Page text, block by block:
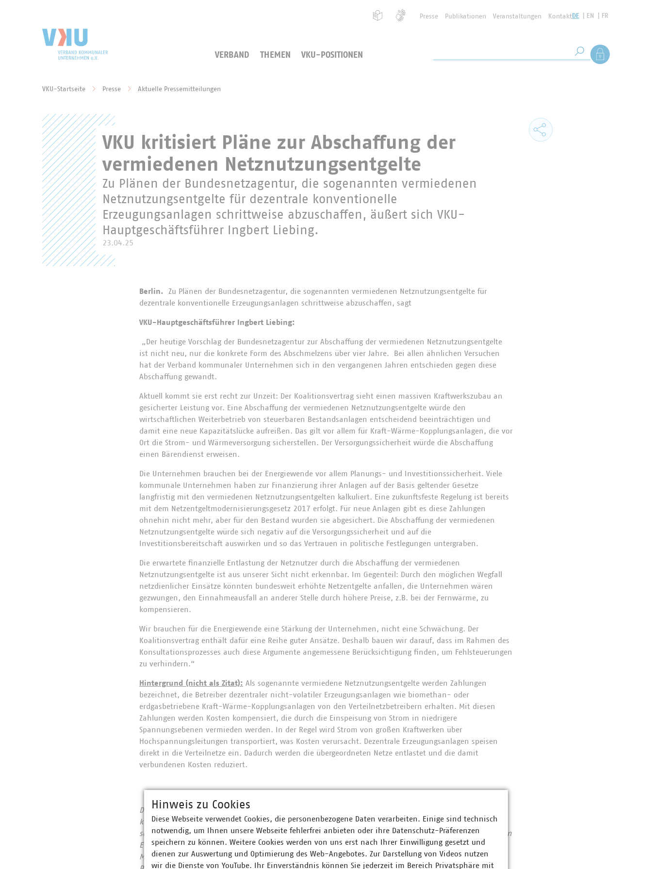
Presse Publikationen Veranstaltungen KontaktDE EN FR
VERBAND THEMEN VKU-POSITIONEN Suche starten
Als Mitglied
VKU-Startseite Presse Aktuelle Pressemitteilungen
VKU kritisiert Pläne zur Abschaffung der
vermiedenen Netznutzungsentgelte
Zu Plänen der Bundesnetzagentur, die sogenannten vermiedenen
Netznutzungsentgelte für dezentrale konventionelle
Erzeugungsanlagen schrittweise abzuschaffen, äußert sich VKU-
Hauptgeschäftsführer Ingbert Liebing.
23.04.25
Berlin.
Zu Plänen der Bundesnetzagentur, die sogenannten vermiedenen Netznutzungsentgelte für
dezentrale konventionelle Erzeugungsanlagen schrittweise abzuschaffen, sagt
VKU-Hauptgeschäftsführer Ingbert Liebing:
„Der heutige Vorschlag der Bundesnetzagentur zur Abschaffung der vermiedenen Netznutzungsentgelte
ist nicht neu, nur die konkrete Form des Abschmelzens über vier Jahre. Bei allen ähnlichen Versuchen
hat der Verband kommunaler Unternehmen sich in den vergangenen Jahren entschieden gegen diese
Abschaffung gewandt.
Aktuell kommt sie erst recht zur Unzeit: Der Koalitionsvertrag sieht einen massiven Kraftwerkszubau an
gesicherter Leistung vor. Eine Abschaffung der vermiedenen Netznutzungsentgelte würde den
wirtschaftlichen Weiterbetrieb von steuerbaren Bestandsanlagen entscheidend beeinträchtigen und
damit eine neue Kapazitätslücke aufreißen. Das gilt vor allem für Kraft-Wärme-Kopplungsanlagen, die vor
Ort die Strom- und Wärmeversorgung sicherstellen. Der Versorgungssicherheit würde die Abschaffung
einen Bärendienst erweisen.
Die Unternehmen brauchen bei der Energiewende vor allem Planungs- und Investitionssicherheit. Viele
kommunale Unternehmen haben zur Finanzierung ihrer Anlagen auf der Basis geltender Gesetze
langfristig mit den vermiedenen Netznutzungsentgelten kalkuliert. Eine zukunftsfeste Regelung ist bereits
mit dem Netzentgeltmodernisierungsgesetz 2017 erfolgt. Für neue Anlagen gibt es diese Zahlungen
ohnehin nicht mehr, aber für den Bestand wurden sie abgesichert. Die Abschaffung der vermiedenen
Netznutzungsentgelte würde sich negativ auf die Versorgungssicherheit und auf die
Investitionsbereitschaft auswirken und so das Vertrauen in politische Festlegungen untergraben.
Die erwartete finanzielle Entlastung der Netznutzer durch die Abschaffung der vermiedenen
Netznutzungsentgelte ist aus unserer Sicht nicht erkennbar. Im Gegenteil: Durch den möglichen Wegfall
netzdienlicher Einsätze könnten bundesweit erhöhte Netzentgelte anfallen, die Unternehmen wären
gezwungen, den Einnahmeausfall an anderer Stelle durch höhere Preise, z.B. bei der Fernwärme, zu
kompensieren.
Wir brauchen für die Energiewende eine Stärkung der Unternehmen, nicht eine Schwächung. Der
Koalitionsvertrag enthält dafür eine Reihe guter Ansätze. Deshalb bauen wir darauf, dass im Rahmen des
Konsultationsprozesses auch diese Argumente angemessene Berücksichtigung finden, um Fehlsteuerungen
zu verhindern.“
Hintergrund (nicht als Zitat): Als sogenannte vermiedene Netznutzungsentgelte werden Zahlungen
bezeichnet, die Betreiber dezentraler nicht-volatiler Erzeugungsanlagen wie biomethan- oder
erdgasbetriebene Kraft-Wärme-Kopplungsanlagen von den Verteilnetzbetreibern erhalten. Mit diesen
Zahlungen werden Kosten kompensiert, die durch die Einspeisung von Strom in niedrigere
Spannungsebenen vermieden werden. In der Regel wird Strom von großen Kraftwerken über
Hochspannungsleitungen transportiert, was Kosten verursacht. Dezentrale Erzeugungsanlagen speisen
direkt in die Verteilnetze ein. Dadurch werden die übergeordneten Netze entlastet und die damit
verbundenen Kosten reduziert.
Der Verband kommunaler Unternehmen e. V. (VKU) vertritt 1.592 Stadtwerke und
kommunalwirtschaftliche Unternehmen in den Bereichen Energie, Wasser/Abwasser, Abfallwirtschaft
sowie Telekommunikation. Mit rund 309.000 Beschäftigten wurden 2022 Umsatzerlöse von 194 Milliarden
Euro erwirtschaftet und mehr als 17 Milliarden Euro investiert. Im Endkundensegment haben die VKU-
Mitgliedsunternehmen signifikante Marktanteile in zentralen Ver- und Entsorgungsbereichen: Strom 66
Hinweis zu Cookies
Diese Webseite verwendet Cookies, die personenbezogene Daten verarbeiten. Einige sind technisch
notwendig, um Ihnen unsere Webseite fehlerfrei anbieten oder ihre Datenschutz-Präferenzen
speichern zu können. Weitere Cookies werden von uns erst nach Ihrer Einwilligung gesetzt und
dienen zur Auswertung und Optimierung des Web-Angebotes. Zur Darstellung von Videos nutzen
wir die Dienste von YouTube. Ihr Einverständnis können Sie jederzeit im Bereich Privatsphäre mit